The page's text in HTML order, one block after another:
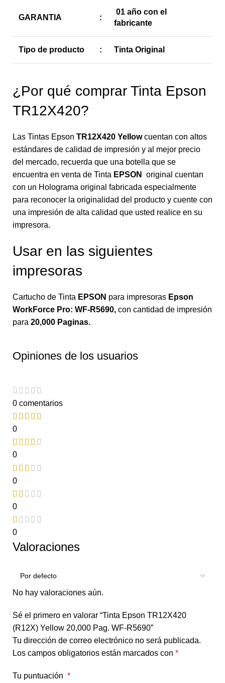
GARANTIA :
01 año con el
fabricante
Tipo de producto : Tinta Original
¿Por qué comprar Tinta Epson
TR12X420?
Las Tintas Epson TR12X420 Yellowcuentan con altos
estándares de calidad de impresión y al mejor precio
del mercado, recuerda que una botella que se
encuentra en venta de Tinta EPSON
original cuentan
con un Holograma original fabricada especialmente
para reconocer la originalidad del producto y cuente con
una impresión de alta calidad que usted realice en su
impresora.
Usar en las siguientes
impresoras
Cartucho de Tinta EPSON para impresoras Epson
WorkForce Pro: WF-R5690, con cantidad de impresión
para 20,000 Paginas.
Opiniones de los usuarios
0 comentarios
0
0
0
0
0
Valoraciones
No hay valoraciones aún.
Sé el primero en valorar “Tinta Epson TR12X420
(R12X) Yellow 20,000 Pag. WF-R5690”
Tu dirección de correo electrónico no será publicada.
Los campos obligatorios están marcados con *
Tu puntuación *